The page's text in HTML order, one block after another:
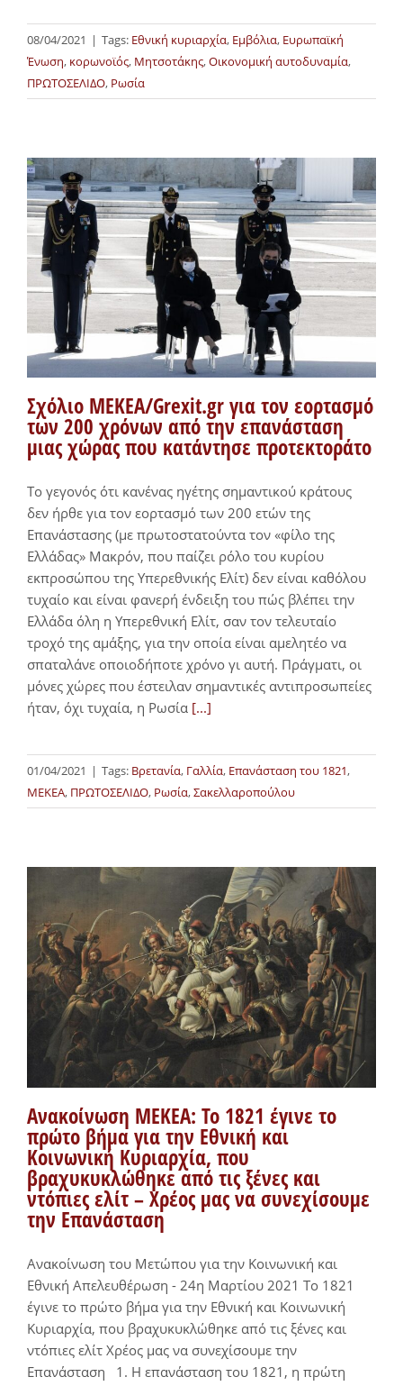
08/04/2021 | Tags: Εθνική κυριαρχία, Εμβόλια, Ευρωπαϊκή
Ένωση, κορωνοϊός, Μητσοτάκης,Οικονομική αυτοδυναμία,
ΠΡΩΤΟΣΕΛΙΔΟ, Ρωσία
Σχόλιο ΜΕΚΕΑ/Grexit.gr για τον εορτασμό
των 200 χρόνων από την επανάσταση
μιας χώρας που κατάντησε προτεκτοράτο
Το γεγονός ότι κανένας ηγέτης σημαντικού κράτους
δεν ήρθε για τον εορτασμό των 200 ετών της
Επανάστασης (με πρωτοστατούντα τον «φίλο της
Ελλάδας» Μακρόν, που παίζει ρόλο του κυρίου
εκπροσώπου της Υπερεθνικής Ελίτ) δεν είναι καθόλου
τυχαίο και είναι φανερή ένδειξη του πώς βλέπει την
Ελλάδα όλη η Υπερεθνική Ελίτ, σαν τον τελευταίο
τροχό της αμάξης, για την οποία είναι αμελητέο να
σπαταλάνε οποιοδήποτε χρόνο γι αυτή. Πράγματι, οι
μόνες χώρες που έστειλαν σημαντικές αντιπροσωπείες
ήταν, όχι τυχαία, η Ρωσία [...]
01/04/2021 | Tags: Βρετανία, Γαλλία, Επανάσταση του 1821,
ΜΕΚΕΑ, ΠΡΩΤΟΣΕΛΙΔΟ, Ρωσία,Σακελλαροπούλου
Ανακοίνωση ΜΕΚΕΑ: Το 1821 έγινε το
πρώτο βήμα για την Εθνική και
Κοινωνική Κυριαρχία, που
βραχυκυκλώθηκε από τις ξένες και
ντόπιες ελίτ – Χρέος μας να συνεχίσουμε
την Επανάσταση
Ανακοίνωση του Μετώπου για την Κοινωνική και
Εθνική Απελευθέρωση - 24η Μαρτίου 2021 Το 1821
έγινε το πρώτο βήμα για την Εθνική και Κοινωνική
Κυριαρχία, που βραχυκυκλώθηκε από τις ξένες και
ντόπιες ελίτ Χρέος μας να συνεχίσουμε την
Επανάσταση 1. Η επανάσταση του 1821, η πρώτη